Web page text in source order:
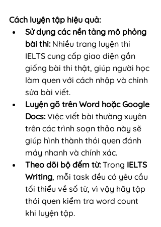
Cách luyện tập hiệu quả:
Sử dụng các nền tảng mô phỏng
bài thi: Nhiều trang luyện thi
IELTS cung cấp giao diện gần
giống bài thi thật, giúp người học
làm quen với cách nhập và chỉnh
sửa bài viết.
Luyện gõ trên Word hoặc Google
Docs: Việc viết bài thường xuyên
trên các trình soạn thảo này sẽ
giúp hình thành thói quen đánh
máy nhanh và chính xác.
Theo dõi bộ đếm từ: Trong IELTS
Writing, mỗi task đều có yêu cầu
tối thiểu về số từ, vì vậy hãy tập
thói quen kiểm tra word count
khi luyện tập.